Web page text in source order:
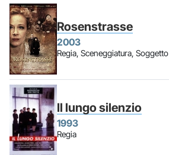
Rosenstrasse
2003
Regia, Sceneggiatura, Soggetto
Il lungo silenzio
1993
Regia